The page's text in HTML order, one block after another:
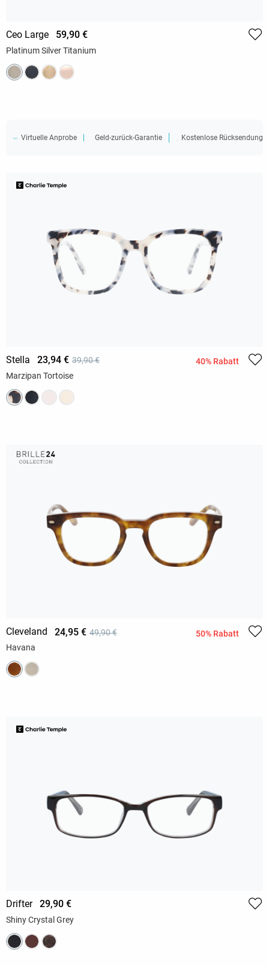
Ceo Large 59,90 €
Platinum Silver Titanium
Virtuelle Anprobe Geld-zurück-Garantie Kostenlose Rücksendung
Stella 23,94 € 39,90 €
40% Rabatt
Marzipan Tortoise
Cleveland 24,95 € 49,90 €
50% Rabatt
Havana
Drifter 29,90 €
Shiny Crystal Grey